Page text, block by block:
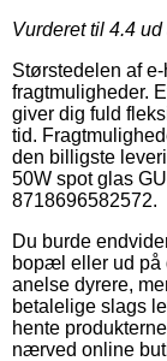
Vurderet til 4.4 ud
Størstedelen af
fragtmuligheder.
giver dig fuld
tid.
den billigste
50W spot glas
8718696582572.
Du burde
bopæl eller ud på
anelse dyrere,
betalelige slags
hente
nærved online